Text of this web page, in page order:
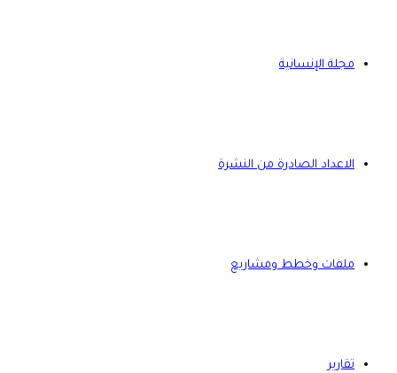
مجلة الإنسانية
الاعداد الصادرة من النشرة
ملفات وخطط ومشاريع
تقارير